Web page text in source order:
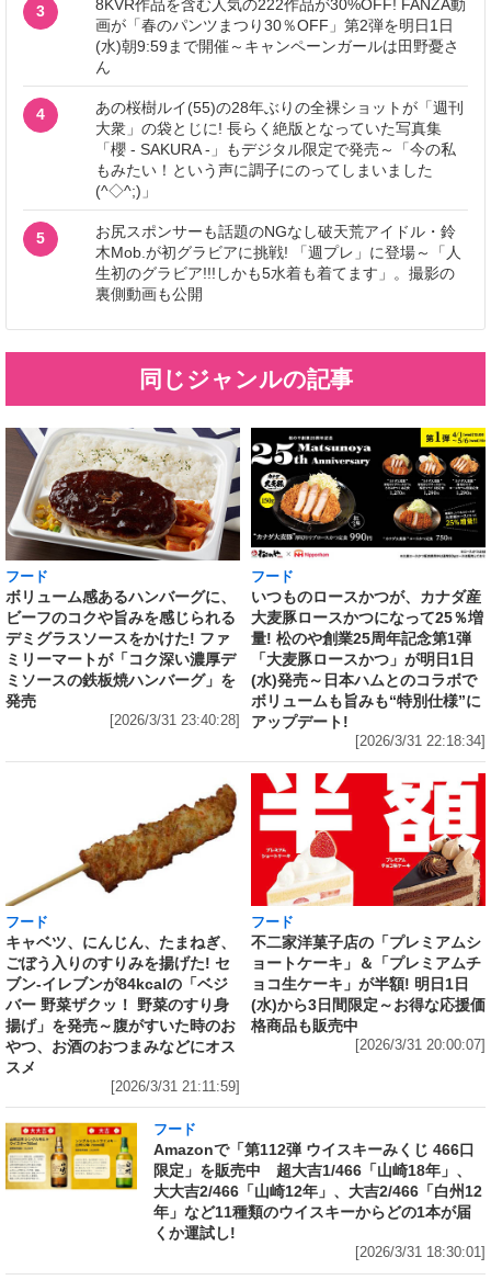
3
8KVR作品を含む人気の222作品が30%OFF! FANZA動
画が「春のパンツまつり30％OFF」第2弾を明日1日
(水)朝9:59まで開催～キャンペーンガールは田野憂さ
ん
4
あの桜樹ルイ(55)の28年ぶりの全裸ショットが「週刊
大衆」の袋とじに! 長らく絶版となっていた写真集
「櫻 - SAKURA -」もデジタル限定で発売～「今の私
もみたい！という声に調子にのってしまいました
(^◇^;)」
5
お尻スポンサーも話題のNGなし破天荒アイドル・鈴
木Mob.が初グラビアに挑戦! 「週プレ」に登場～「人
生初のグラビア!!!しかも5水着も着てます」。撮影の
裏側動画も公開
同じジャンルの記事
フード
ボリューム感あるハンバーグに、
ビーフのコクや旨みを感じられる
デミグラスソースをかけた! ファ
ミリーマートが「コク深い濃厚デ
ミソースの鉄板焼ハンバーグ」を
発売
[2026/3/31 23:40:28]
フード
いつものロースかつが、カナダ産
大麦豚ロースかつになって25％増
量! 松のや創業25周年記念第1弾
「大麦豚ロースかつ」が明日1日
(水)発売～日本ハムとのコラボで
ボリュームも旨みも“特別仕様”に
アップデート!
[2026/3/31 22:18:34]
フード
キャベツ、にんじん、たまねぎ、
ごぼう入りのすりみを揚げた! セ
ブン‐イレブンが84kcalの「ベジ
バー 野菜ザクッ！ 野菜のすり身
揚げ」を発売～腹がすいた時のお
やつ、お酒のおつまみなどにオス
スメ
[2026/3/31 21:11:59]
フード
不二家洋菓子店の「プレミアムシ
ョートケーキ」＆「プレミアムチ
ョコ生ケーキ」が半額! 明日1日
(水)から3日間限定～お得な応援価
格商品も販売中
[2026/3/31 20:00:07]
フード
Amazonで「第112弾 ウイスキーみくじ 466口
限定」を販売中 超大吉1/466「山崎18年」、
大大吉2/466「山崎12年」、大吉2/466「白州12
年」など11種類のウイスキーからどの1本が届
くか運試し!
[2026/3/31 18:30:01]